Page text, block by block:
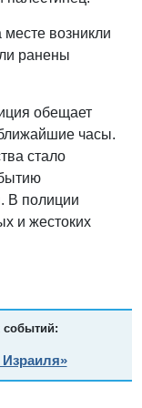
возникли
ранены
обещает
часы.
стало
В полиции
и жестоких
событий:
Израиля»